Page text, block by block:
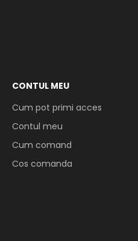
CONTUL MEU
Cum pot primi acces
Contul meu
Cum comand
Cos comanda